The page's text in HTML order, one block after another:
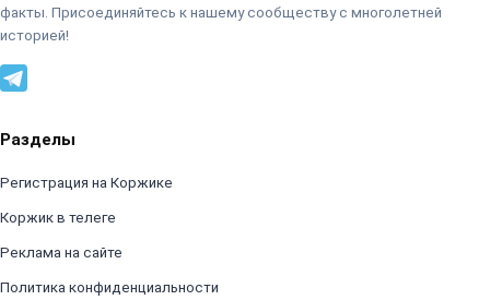
факты. Присоединяйтесь к нашему сообществу с многолетней
историей!
Разделы
Регистрация на Коржике
Коржик в телеге
Реклама на сайте
Политика конфиденциальности